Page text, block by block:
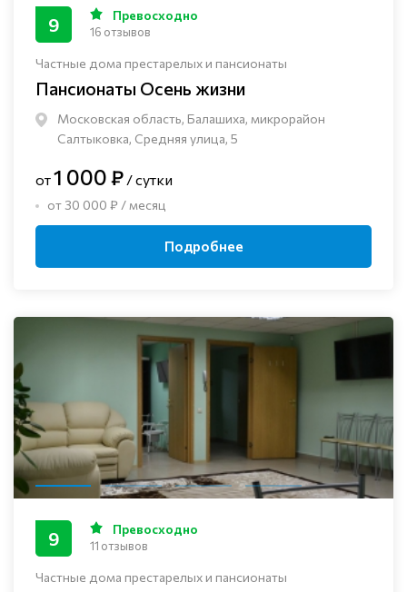
Частные дома престарелых и пансионаты
Пансионаты Осень жизни
Московская область, Балашиха, микрорайон
Салтыковка, Средняя улица, 5
9 Превосходно
16 отзывов
от1 000 ₽ / сутки
от 30 000 ₽ / месяц
Подробнее
Частные дома престарелых и пансионаты
9 Превосходно
11 отзывов